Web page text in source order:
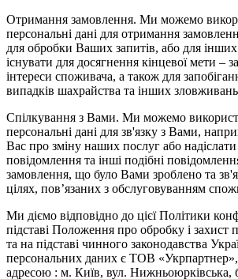
Отримання замовлення. Ми можемо
персональні дані для отримання
для обробки Ваших запитів, або для
існувати для досягнення кінцевої мети –
інтереси споживача, а також для
випадків шахрайства та інших
Спілкування з Вами. Ми можемо
персональні дані для зв'язку з Вами,
Вас про зміну наших послуг або
повідомлення та інші подібні
замовлення, що було Вами зроблено та
цілях, пов’язаних з обслуговуванням
Ми діємо відповідно до цієї Політики
підставі Положення про обробку і захист
та на підставі чинного законодавства
персональних даних є ТОВ «Укрпартнер»,
адресою : м. Київ, вул. Нижньоюркiвська,